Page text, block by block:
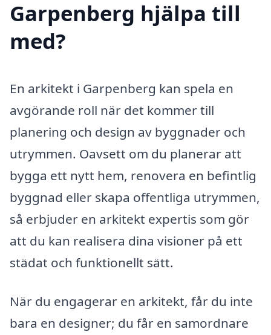
Garpenberg hjälpa till
med?
En arkitekt i Garpenberg kan spela en
avgörande roll när det kommer till
planering och design av byggnader och
utrymmen. Oavsett om du planerar att
bygga ett nytt hem, renovera en befintlig
byggnad eller skapa offentliga utrymmen,
så erbjuder en arkitekt expertis som gör
att du kan realisera dina visioner på ett
städat och funktionellt sätt.
När du engagerar en arkitekt, får du inte
bara en designer; du får en samordnare